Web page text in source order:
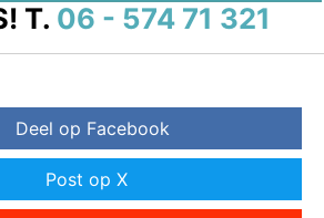
T. 06 - 574 71 321
Deel op Facebook
Post op X